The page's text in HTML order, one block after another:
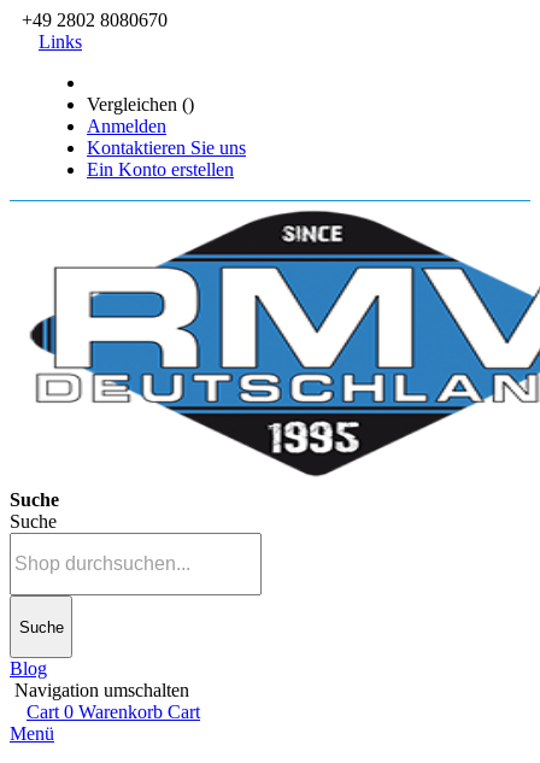
+49 2802 8080670
Links
Vergleichen ()
Anmelden
Kontaktieren Sie uns
Ein Konto erstellen
Suche
Suche
Suche
Blog
Navigation umschalten
Cart 0 Warenkorb Cart
Menü